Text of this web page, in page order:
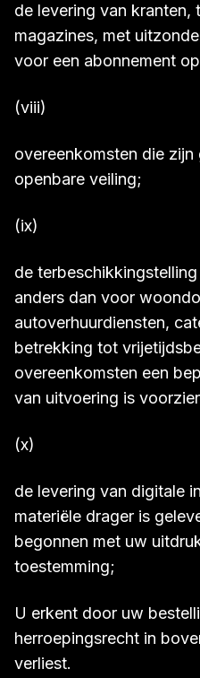
de levering van kranten,
magazines, met
voor een abonnement
(viii)
overeenkomsten die zijn
openbare veiling;
(ix)
de
anders dan voor
autoverhuurdiensten,
betrekking tot
overeenkomsten een
van uitvoering is
(x)
de levering van digitale
materiële drager is
begonnen met uw
toestemming;
U erkent door uw
herroepingsrecht in
verliest.